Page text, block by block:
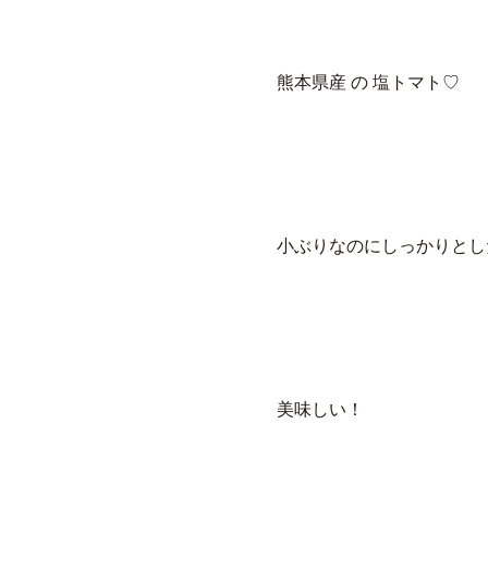
熊本県産 の 塩トマト♡
小ぶりなのにしっかりと
美味しい！